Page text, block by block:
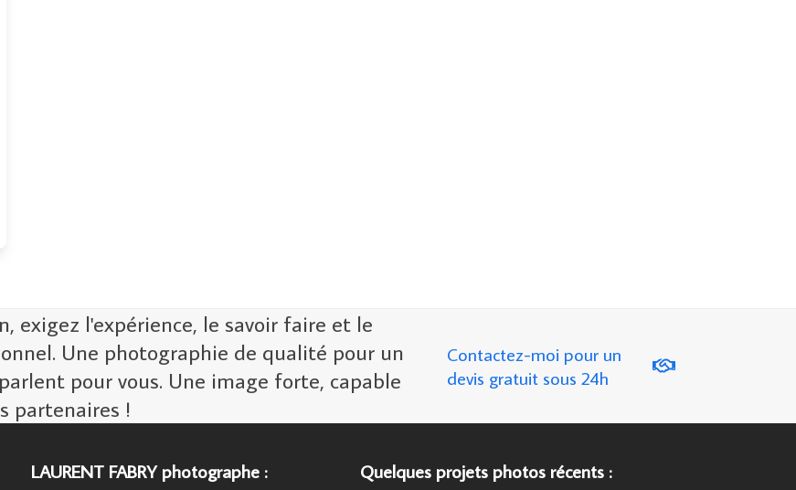
exigez l'expérience, le savoir faire et le
Une photographie de qualité pour un
pour vous. Une image forte, capable
partenaires !
Contactez-moi pour un
devis gratuit sous 24h
LAURENT FABRY photographe :
Quelques projets photos récents :